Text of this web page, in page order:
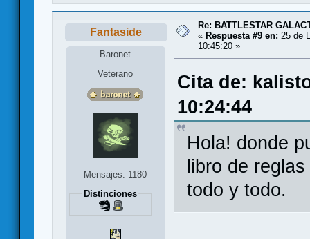
Fantaside
Baronet
Veterano
Mensajes: 1180
Distinciones
Re: BATTLESTAR
« Respuesta #9 en: 25 de
10:45:20 »
Cita de:
10:24:44
Hola! donde
libro de
todo y todo.